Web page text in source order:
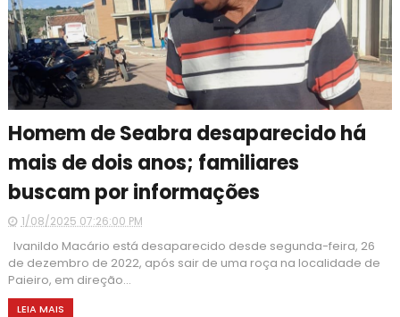
Homem de Seabra desaparecido há
mais de dois anos; familiares
buscam por informações
1/08/2025 07:26:00 PM
Ivanildo Macário está desaparecido desde segunda-feira, 26
de dezembro de 2022, após sair de uma roça na localidade de
Paieiro, em direção...
LEIA MAIS